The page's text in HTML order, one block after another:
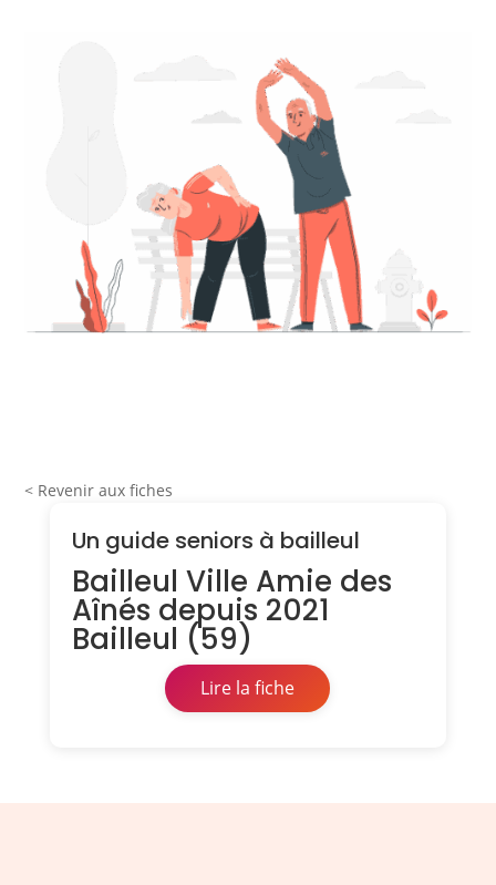
< Revenir aux fiches
Un guide seniors à bailleul
Bailleul Ville Amie des
Aînés depuis 2021
Bailleul (59)
Lire la fiche